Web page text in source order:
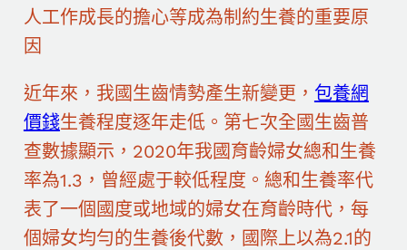
人工作成長的擔心等成為制約生養的重要原
因
近年來，我國生齒情勢產生新變更， 包養網
價錢生養程度逐年走低。第七次全國生齒普
查數據顯示，2020年我國育齡婦女總和生養
率為1.3，曾經處于較低程度。總和生養率代
表了一個國度或地域的婦女在育齡時代，每
個婦女均勻的生養後代數，國際上以為2.1的